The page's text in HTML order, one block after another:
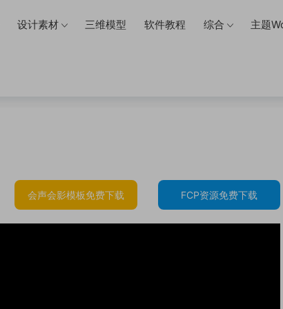
设计素材 三维模型 软件教程 综合 主题
会声会影模板免费下载 FCP资源免费下载